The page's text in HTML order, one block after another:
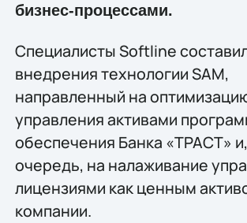
бизнес-процессами.
Специалисты Softline
внедрения технологии SAM,
направленный на
управления активами
обеспечения Банка «ТРАСТ»
очередь, на налаживание
лицензиями как ценным
компании.